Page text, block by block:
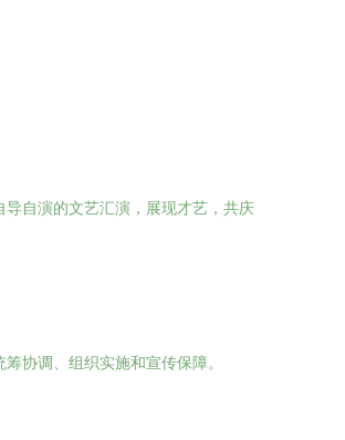
自演的文艺汇演，展现才艺，共庆
协调、组织实施和宣传保障。